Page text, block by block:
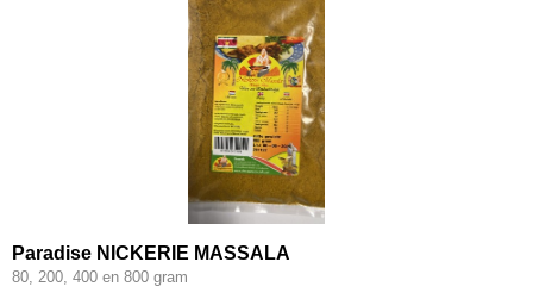
Paradise NICKERIE MASSALA
80, 200, 400 en 800 gram